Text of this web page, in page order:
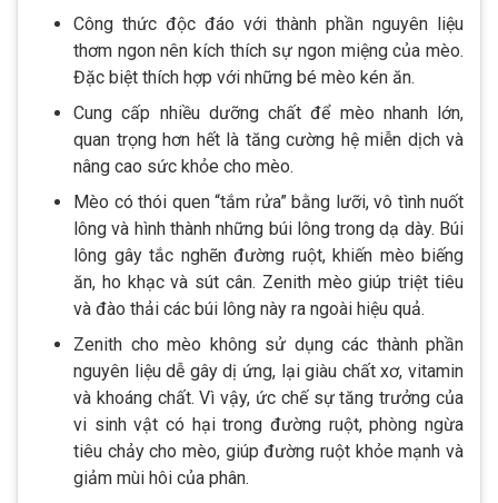
Công thức độc đáo với thành phần nguyên liệu
thơm ngon nên kích thích sự ngon miệng của mèo.
Đặc biệt thích hợp với những bé mèo kén ăn.
Cung cấp nhiều dưỡng chất để mèo nhanh lớn,
quan trọng hơn hết là tăng cường hệ miễn dịch và
nâng cao sức khỏe cho mèo.
Mèo có thói quen “tắm rửa” bằng lưỡi, vô tình nuốt
lông và hình thành những búi lông trong dạ dày. Búi
lông gây tắc nghẽn đường ruột, khiến mèo biếng
ăn, ho khạc và sút cân. Zenith mèo giúp triệt tiêu
và đào thải các búi lông này ra ngoài hiệu quả.
Zenith cho mèo không sử dụng các thành phần
nguyên liệu dễ gây dị ứng, lại giàu chất xơ, vitamin
và khoáng chất. Vì vậy, ức chế sự tăng trưởng của
vi sinh vật có hại trong đường ruột, phòng ngừa
tiêu chảy cho mèo, giúp đường ruột khỏe mạnh và
giảm mùi hôi của phân.